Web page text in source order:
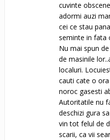
cuvinte
adormi auzi
cei ce stau
seminte in fata
Nu mai spun
de masinile
localuri.
cauti cate o
noroc gasesti
Autoritatile nu
deschizi gura
vin tot felul de
scarii, ca vii